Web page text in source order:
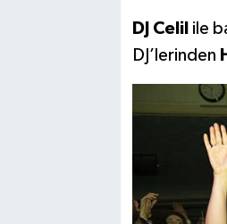
DJ Celil ile
DJ’lerinden